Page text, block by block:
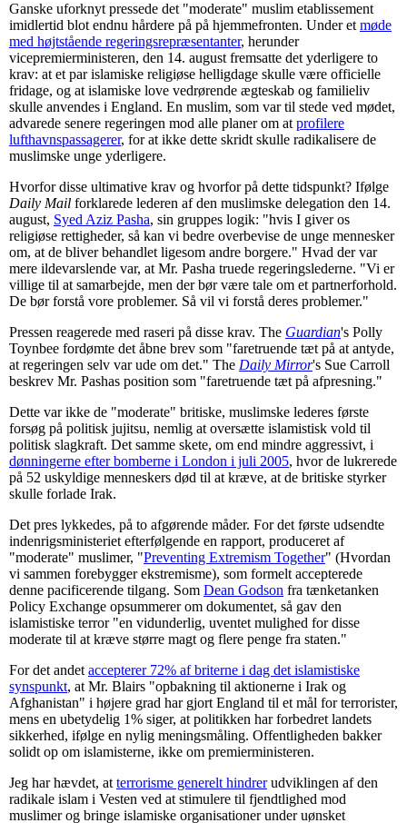
Ganske uforknyt pressede det "moderate" muslim etablissement
imidlertid blot endnu hårdere på på hjemmefronten. Under et møde
med højtstående regeringsrepræsentanter, herunder
vicepremierministeren, den 14. august fremsatte det yderligere to
krav: at et par islamiske religiøse helligdage skulle være officielle
fridage, og at islamiske love vedrørende ægteskab og familieliv
skulle anvendes i England. En muslim, som var til stede ved mødet,
advarede senere regeringen mod alle planer om at profilere
lufthavnspassagerer, for at ikke dette skridt skulle radikalisere de
muslimske unge yderligere.
Hvorfor disse ultimative krav og hvorfor på dette tidspunkt? Ifølge
Daily Mail forklarede lederen af den muslimske delegation den 14.
august, Syed Aziz Pasha, sin gruppes logik: "hvis I giver os
religiøse rettigheder, så kan vi bedre overbevise de unge mennesker
om, at de bliver behandlet ligesom andre borgere." Hvad der var
mere ildevarslende var, at Mr. Pasha truede regeringslederne. "Vi er
villige til at samarbejde, men der bør være tale om et partnerforhold.
De bør forstå vore problemer. Så vil vi forstå deres problemer."
Pressen reagerede med raseri på disse krav. The Guardian's Polly
Toynbee fordømte det åbne brev som "faretruende tæt på at antyde,
at regeringen selv var ude om det." The Daily Mirror's Sue Carroll
beskrev Mr. Pashas position som "faretruende tæt på afpresning."
Dette var ikke de "moderate" britiske, muslimske lederes første
forsøg på politisk jujitsu, nemlig at oversætte islamistisk vold til
politisk slagkraft. Det samme skete, om end mindre aggressivt, i
dønningerne efter bomberne i London i juli 2005, hvor de lukrerede
på 52 uskyldige menneskers død til at kræve, at de britiske styrker
skulle forlade Irak.
Det pres lykkedes, på to afgørende måder. For det første udsendte
indenrigsministeriet efterfølgende en rapport, produceret af
"moderate" muslimer, "Preventing Extremism Together" (Hvordan
vi sammen forebygger ekstremisme), som formelt accepterede
denne pacificerende tilgang. Som Dean Godson fra tænketanken
Policy Exchange opsummerer om dokumentet, så gav den
islamistiske terror "en vidunderlig, uventet mulighed for disse
moderate til at kræve større magt og flere penge fra staten."
For det andet accepterer 72% af briterne i dag det islamistiske
synspunkt, at Mr. Blairs "opbakning til aktionerne i Irak og
Afghanistan" i højere grad har gjort England til et mål for terrorister,
mens en ubetydelig 1% siger, at politikken har forbedret landets
sikkerhed, ifølge en nylig meningsmåling. Offentligheden bakker
solidt op om islamisterne, ikke om premierministeren.
Jeg har hævdet, at terrorisme generelt hindrerudviklingen af den
radikale islam i Vesten ved at stimulere til fjendtlighed mod
muslimer og bringe islamiske organisationer under uønsket